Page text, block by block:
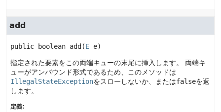
add
public boolean add (E e)
指定された要素をこの両端キューの末尾に挿入します。
両端キ
ューがアンバウンド形式であるため、このメソッドは
IllegalStateExceptionをスローしないか、またはfalseを返
します。
定義: